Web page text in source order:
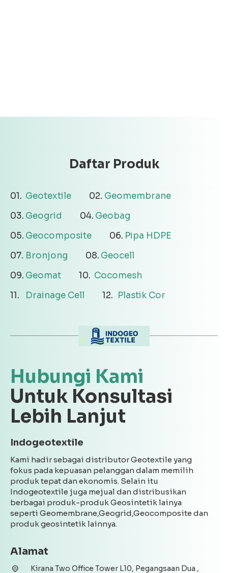
Daftar Produk
Geotextile
Geomembrane
Geogrid
Geobag
Geocomposite
Pipa HDPE
Bronjong
Geocell
Geomat
Cocomesh
Drainage Cell
Plastik Cor
Hubungi Kami
Untuk Konsultasi
Lebih Lanjut
Indogeotextile
Kami hadir sebagai distributor Geotextile yang
fokus pada kepuasan pelanggan dalam memilih
produk tepat dan ekonomis. Selain itu
Indogeotextile juga mejual dan distribusikan
berbagai produk-produk Geosintetik lainya
seperti Geomembrane,Geogrid,Geocomposite dan
produk geosintetik lainnya.
Alamat
Kirana Two Office Tower L10, Pegangsaan Dua ,